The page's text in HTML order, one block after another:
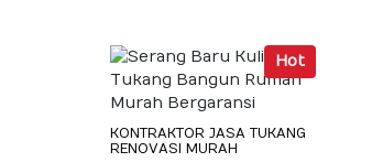
Hot
KONTRAKTOR JASA TUKANG
RENOVASI MURAH